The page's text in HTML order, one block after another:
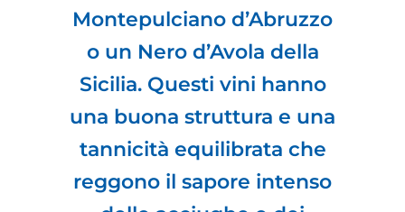
Montepulciano d’Abruzzo
o un Nero d’Avola della
Sicilia. Questi vini hanno
una buona struttura e una
tannicità equilibrata che
reggono il sapore intenso